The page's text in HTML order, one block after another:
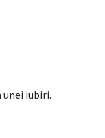
iubiri.